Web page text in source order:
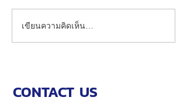
TSN ชูนวัตกรรมก่อสร้าง
ยุคใหม่ “Ezy Wall” พร้อม
เขียนความคิดเห็น…
CONTACT US